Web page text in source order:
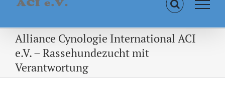
Alliance Cynologie International ACI
e.V. – Rassehundezucht mit
Verantwortung